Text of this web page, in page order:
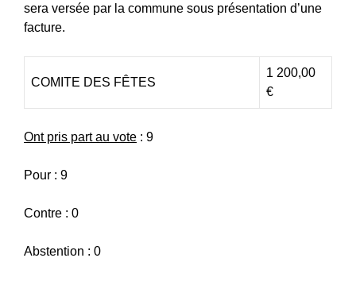
sera versée par la commune sous présentation d’une
facture.
COMITE DES FÊTES
1 200,00
€
Ont pris part au vote : 9
Pour : 9
Contre : 0
Abstention : 0